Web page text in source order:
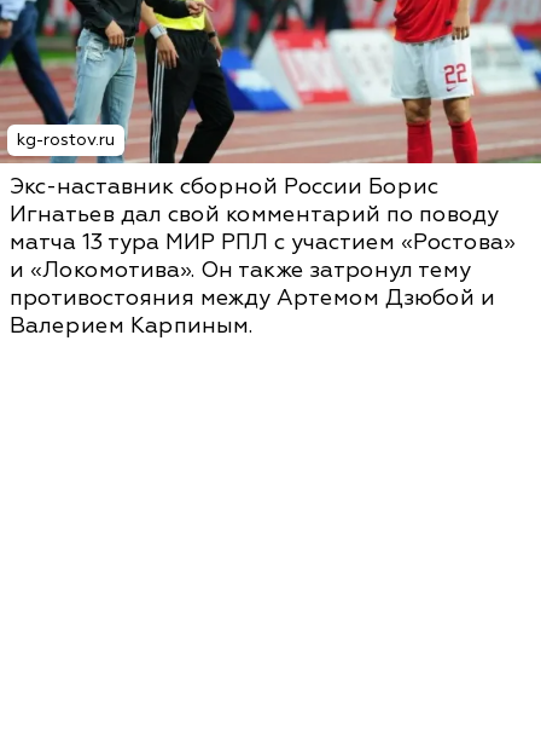
kg-rostov.ru
Экс-наставник сборной России Борис
Игнатьев дал свой комментарий по поводу
матча 13 тура МИР РПЛ с участием «Ростова»
и «Локомотива». Он также затронул тему
противостояния между Артемом Дзюбой и
Валерием Карпиным.